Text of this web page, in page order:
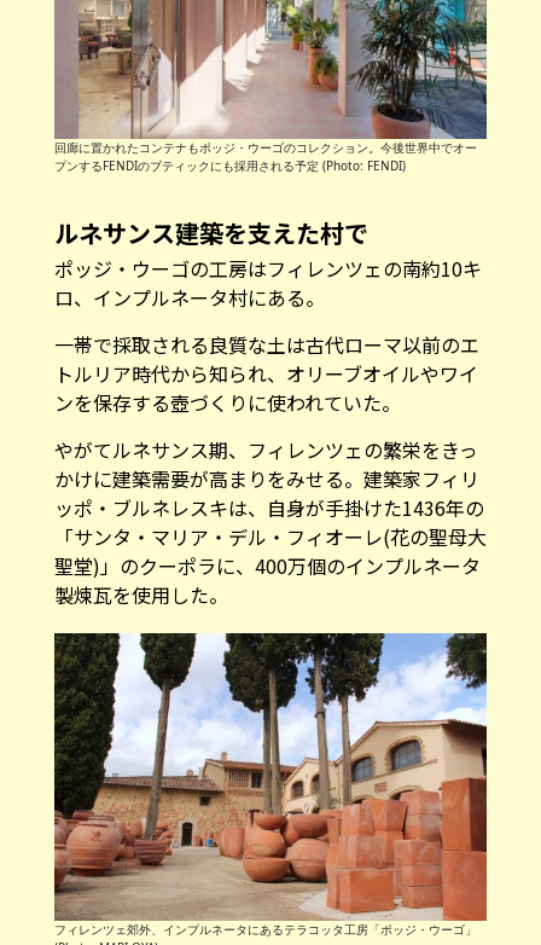
回廊に置かれたコンテナもポッジ・ウーゴのコレクション。今後世界中でオー
プンするFENDIのブティックにも採用される予定 (Photo: FENDI)
ルネサンス建築を支えた村で
ポッジ・ウーゴの工房はフィレンツェの南約10キ
ロ、インプルネータ村にある。
一帯で採取される良質な土は古代ローマ以前のエ
トルリア時代から知られ、オリーブオイルやワイ
ンを保存する壺づくりに使われていた。
やがてルネサンス期、フィレンツェの繁栄をきっ
かけに建築需要が高まりをみせる。建築家フィリ
ッポ・ブルネレスキは、自身が手掛けた1436年の
「サンタ・マリア・デル・フィオーレ(花の聖母大
聖堂)」のクーポラに、400万個のインプルネータ
製煉瓦を使用した。
フィレンツェ郊外、インプルネータにあるテラコッタ工房「ポッジ・ウーゴ」